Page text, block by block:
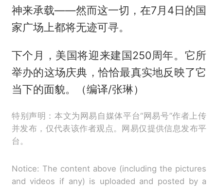
神来承载——然而这一切，在7月4日的国
家广场上都将无迹可寻。
下个月，美国将迎来建国250周年。它所
举办的这场庆典，恰恰最真实地反映了它
当下的面貌。（编译/张琳）
特别声明：本文为网易自媒体平台“网易号”作者上传
并发布，仅代表该作者观点。网易仅提供信息发布平
台。
Notice: The content above (including the pictures
and videos if any) is uploaded and posted by a